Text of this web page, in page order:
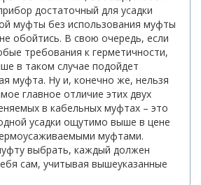
достаточный для усадки
муфты без использования муфты
обойтись. В свою очередь, если
требования к герметичности,
в таком случае подойдет
муфта. Ну и, конечно же, нельзя
главное отличие этих двух
в кабельных муфтах – это
усадки ощутимо выше в цене
муфтами.
выбрать, каждый должен
сам, учитывая вышеуказанные